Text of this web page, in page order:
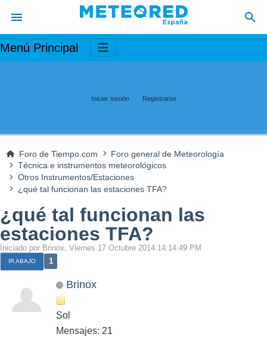
Menú Principal
Iniciar sesión Registrarse
Foro de Tiempo.com
Foro general de Meteorología
Técnica e instrumentos meteorológicos
Otros Instrumentos/Estaciones
¿qué tal funcionan las estaciones TFA?
¿qué tal funcionan las
estaciones TFA?
Iniciado por Brinox, Viernes 17 Octubre 2014 14:14:49 PM
IR ABAJO 1
Brinox
Sol
Mensajes: 21